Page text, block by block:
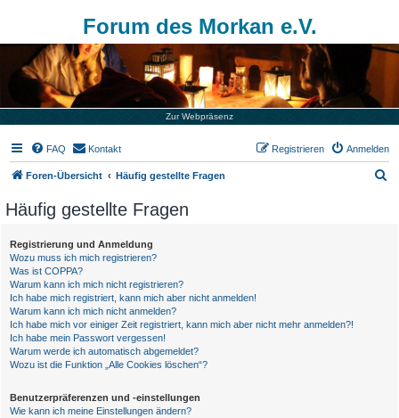
Forum des Morkan e.V.
Zur Webpräsenz
FAQ Kontakt Anmelden
Registrieren
Foren-Übersicht Häufig gestellte Fragen
Häufig gestellte Fragen
Registrierung und Anmeldung
Wozu muss ich mich registrieren?
Was ist COPPA?
Warum kann ich mich nicht registrieren?
Ich habe mich registriert, kann mich aber nicht anmelden!
Warum kann ich mich nicht anmelden?
Ich habe mich vor einiger Zeit registriert, kann mich aber nicht mehr anmelden?!
Ich habe mein Passwort vergessen!
Warum werde ich automatisch abgemeldet?
Wozu ist die Funktion „Alle Cookies löschen“?
Benutzerpräferenzen und -einstellungen
Wie kann ich meine Einstellungen ändern?